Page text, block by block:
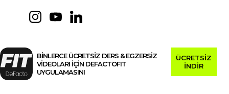
BİNLERCE ÜCRETSİZ DERS & EGZERSİZ
VİDEOLARI İÇİN DEFACTOFIT
UYGULAMASINI
ÜCRETSİZ
İNDİR